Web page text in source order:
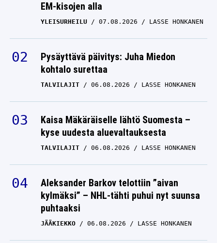
EM-kisojen alla
YLEISURHEILU 07.08.2026 LASSE HONKANEN
Pysäyttävä päivitys: Juha Miedon
kohtalo surettaa
TALVILAJIT 06.08.2026 LASSE HONKANEN
Kaisa Mäkäräiselle lähtö Suomesta –
kyse uudesta aluevaltauksesta
TALVILAJIT 06.08.2026 LASSE HONKANEN
Aleksander Barkov telottiin ”aivan
kylmäksi” – NHL-tähti puhui nyt suunsa
puhtaaksi
JÄÄKIEKKO 06.08.2026 LASSE HONKANEN